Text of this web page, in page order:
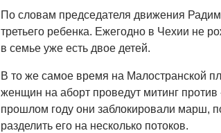
По словам председателя движения
третьего ребенка. Ежегодно в Чехии не
в семье уже есть двое детей.
В то же самое время на Малостранской
женщин на аборт проведут митинг
прошлом году они заблокировали марш,
разделить его на несколько потоков.